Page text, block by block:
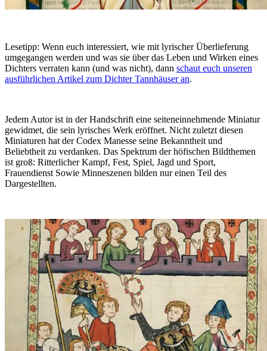
Lesetipp: Wenn euch interessiert, wie mit lyrischer Überlieferung
umgegangen werden und was sie über das Leben und Wirken eines
Dichters verraten kann (und was nicht), dann schaut euch unseren
ausführlichen Artikel zum Dichter Tannhäuser an.
Jedem Autor ist in der Handschrift eine seiteneinnehmende Miniatur
gewidmet, die sein lyrisches Werk eröffnet. Nicht zuletzt diesen
Miniaturen hat der Codex Manesse seine Bekanntheit und
Beliebtheit zu verdanken. Das Spektrum der höfischen Bildthemen
ist groß: Ritterlicher Kampf, Fest, Spiel, Jagd und Sport,
Frauendienst Sowie Minneszenen bilden nur einen Teil des
Dargestellten.